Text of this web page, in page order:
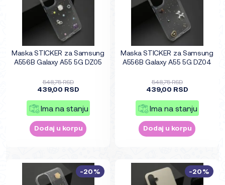
Maska STICKER za Samsung
A556B Galaxy A55 5G DZ05
548,75 RSD
439,00 RSD
Ima na stanju
Dodaj u korpu
Maska STICKER za Samsung
A556B Galaxy A55 5G DZ04
548,75 RSD
439,00 RSD
Ima na stanju
Dodaj u korpu
-20% -20%